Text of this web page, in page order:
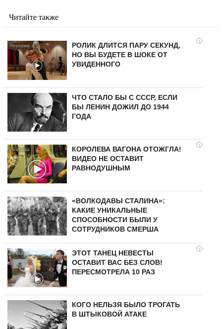
Читайте также
i
РОЛИК ДЛИТСЯ ПАРУ СЕКУНД,
НО ВЫ БУДЕТЕ В ШОКЕ ОТ
УВИДЕННОГО
ЧТО СТАЛО БЫ С СССР, ЕСЛИ
БЫ ЛЕНИН ДОЖИЛ ДО 1944
ГОДА
i
КОРОЛЕВА ВАГОНА ОТОЖГЛА!
ВИДЕО НЕ ОСТАВИТ
РАВНОДУШНЫМ
«ВОЛКОДАВЫ СТАЛИНА»:
КАКИЕ УНИКАЛЬНЫЕ
СПОСОБНОСТИ БЫЛИ У
СОТРУДНИКОВ СМЕРША
i
ЭТОТ ТАНЕЦ НЕВЕСТЫ
ОСТАВИТ ВАС БЕЗ СЛОВ!
ПЕРЕСМОТРЕЛА 10 РАЗ
КОГО НЕЛЬЗЯ БЫЛО ТРОГАТЬ
В ШТЫКОВОЙ АТАКЕ